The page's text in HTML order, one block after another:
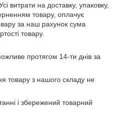
витрати на доставку, упаковку,
товару, оплачує
за наш рахунок сума
товару.
протягом 14-ти днів за
товару з нашого складу не
і збережений товарний